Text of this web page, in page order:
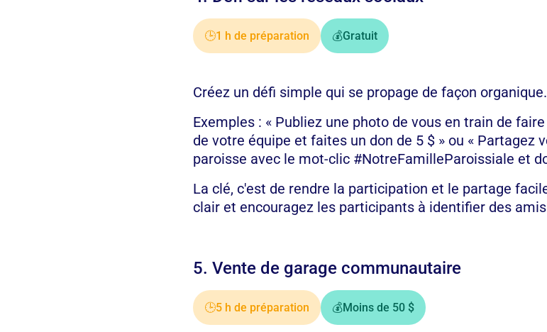
🕒1 h de préparation 💰Gratuit
Créez un défi simple qui se propage de façon organique.
Exemples : « Publiez une photo de vous en train de
de votre équipe et faites un don de 5 $ » ou « Partagez
paroisse avec le mot-clic #NotreFamilleParoissiale et
La clé, c'est de rendre la participation et le partage
clair et encouragez les participants à identifier des
5. Vente de garage communautaire
🕒5 h de préparation 💰Moins de 50 $